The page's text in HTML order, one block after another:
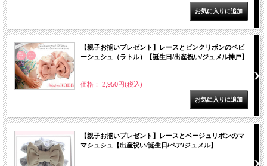
【親子お揃いプレゼント】レースとピンクリボンのベビ
ーシュシュ（ラトル）【誕生日/出産祝い/ジュメル神戸】
価格： 2,950円(税込)
【親子お揃いプレゼント】レースとベージュリボンのマ
マシュシュ【出産祝い/誕生日/ペア/ジュメル】